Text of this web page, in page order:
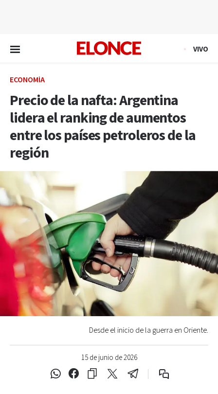
VIVO
ECONOMÍA
Precio de la nafta: Argentina
lidera el ranking de aumentos
entre los países petroleros de la
región
15 de junio de 2026
Desde el inicio de la guerra en Oriente.